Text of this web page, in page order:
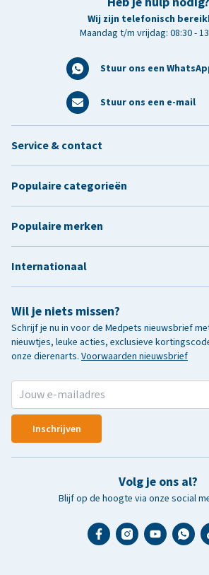
Wij zijn telefonisch
Maandag t/m vrijdag: 08:30 -
Stuur ons een
Stuur ons een e-mail
Wil je niets missen?
Schrijf je nu in voor de Medpets nieuwsbrief
nieuwtjes, leuke acties, exclusieve
onze dierenarts. Voorwaarden nieuwsbrief
Inschrijven
Volg je ons al?
Blijf op de hoogte via onze social
Service & contact
Populaire categorieën
Populaire merken
Internationaal